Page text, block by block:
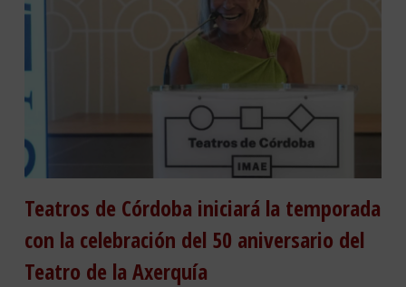
Teatros de Córdoba iniciará la temporada
con la celebración del 50 aniversario del
Teatro de la Axerquía